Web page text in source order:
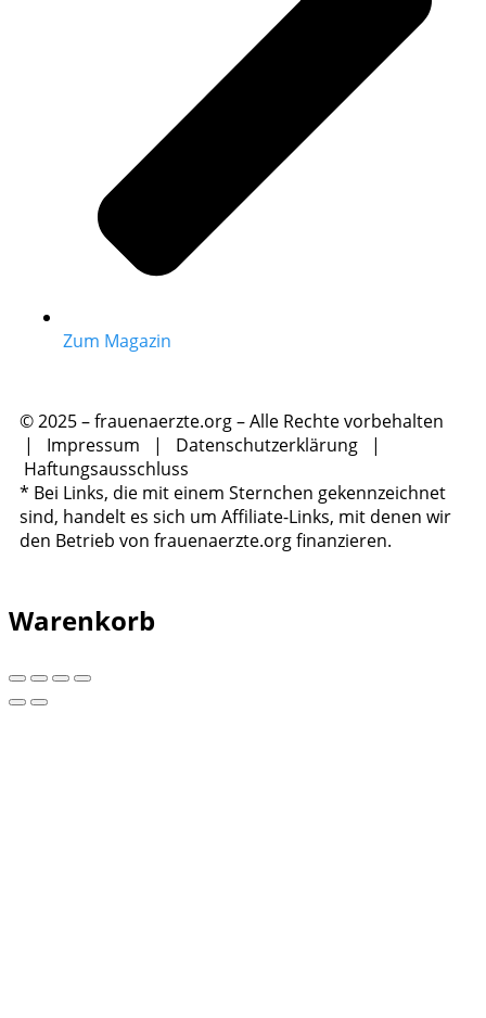
Zum Magazin
© 2025 – frauenaerzte.org – Alle Rechte vorbehalten
| Impressum | Datenschutzerklärung |
Haftungsausschluss
* Bei Links, die mit einem Sternchen gekennzeichnet
sind, handelt es sich um Affiliate-Links, mit denen wir
den Betrieb von frauenaerzte.org finanzieren.
Warenkorb